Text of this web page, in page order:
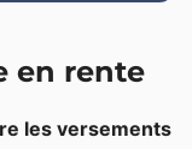
en rente
les versements